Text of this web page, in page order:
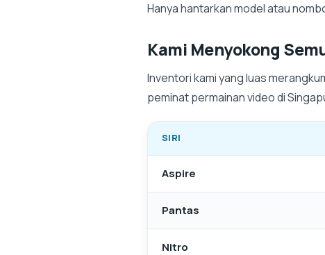
Hanya hantarkan model atau
Kami Menyokong
Inventori kami yang luas
peminat permainan video di
SIRI
Aspire
Pantas
Nitro